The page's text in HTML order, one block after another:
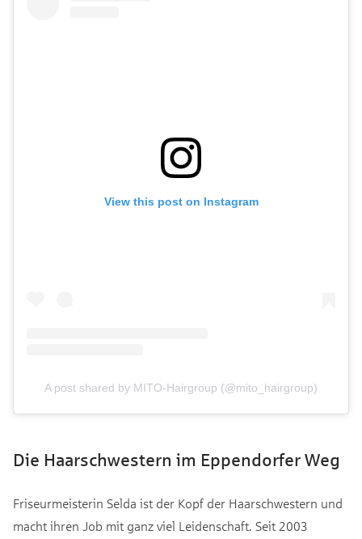
View this post on Instagram
A post shared by MITO-Hairgroup (@mito_hairgroup)
Die Haarschwestern im Eppendorfer Weg
Friseurmeisterin Selda ist der Kopf der Haarschwestern und
macht ihren Job mit ganz viel Leidenschaft. Seit 2003